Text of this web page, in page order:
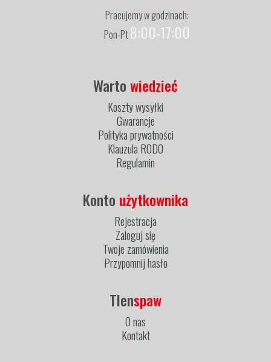
Pracujemy w godzinach:
Pon-Pt8:00-17:00
Wartowiedzieć
Koszty wysyłki
Gwarancje
Polityka prywatności
Klauzula RODO
Regulamin
Konto użytkownika
Rejestracja
Zaloguj się
Twoje zamówienia
Przypomnij hasło
Tlenspaw
O nas
Kontakt